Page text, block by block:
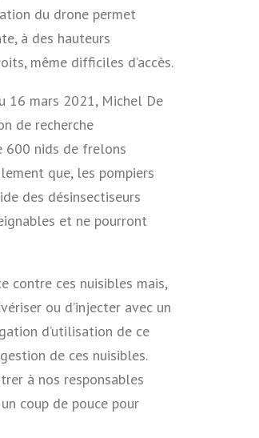
du drone permet
à des hauteurs
même difficiles d’accès.
16 mars 2021, Michel De
de recherche
600 nids de frelons
que, les pompiers
des désinsectiseurs
et ne pourront
contre ces nuisibles mais,
ou d’injecter avec un
d’utilisation de ce
de ces nuisibles.
à nos responsables
coup de pouce pour